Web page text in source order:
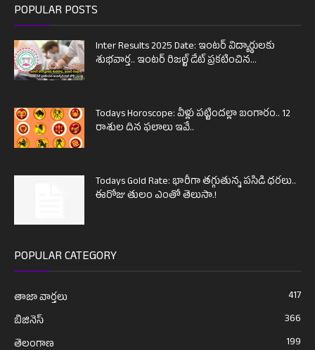
POPULAR POSTS
Inter Results 2025 Date: ఇంటర్ విద్యార్థులకు
శుభవార్త.. ఇంటర్ రిజల్ట్ డేట్ ప్రకటించిన...
Todays Horoscope: వీళ్లు పట్టిందల్లా బంగారం.. 12
రాశుల దిన ఫలాలు ఇవే..
Todays Gold Rate: భారీగా తగ్గుతున్న పసిడి ధరలు..
ఈరోజు తులం ఎంతో తెలుసా.!
POPULAR CATEGORY
తాజా వార్తలు
417
బిజినెస్
366
తెలంగాణ
199